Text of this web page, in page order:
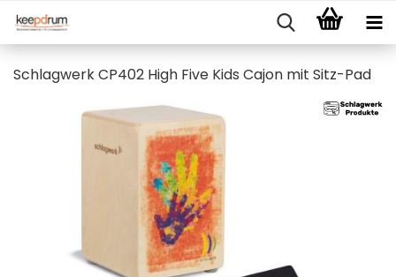
Schlagwerk CP402 High Five Kids Cajon mit Sitz-Pad